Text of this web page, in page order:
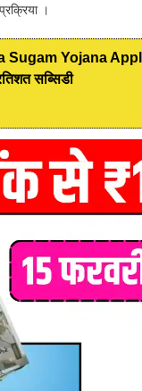
।
Sugam Yojana
सब्सिडी